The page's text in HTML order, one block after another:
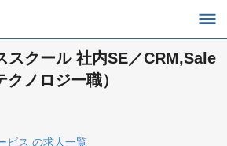
スクール 社内SE／CRM,Sale
ノロジー職）
ビス の求人一覧